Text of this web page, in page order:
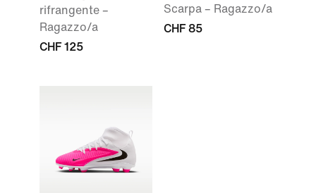
rifrangente –
Ragazzo/a
CHF 125
Scarpa – Ragazzo/a
CHF 85